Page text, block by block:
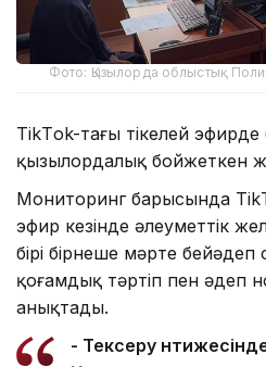
Фото: Қызылорда облыстық
TikТok-тағы тікелей
қызылордалық бойжеткен
Мониторинг барысында
эфир кезінде әлеуметтік
бірі бірнеше мәрте
қоғамдық тәртіп пен әдеп
анықтады.
- Тексеру